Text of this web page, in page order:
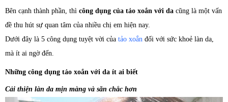
Bên cạnh thành phần, thì công dụng của tảo xoắn với da cũng là một vấn
đề thu hút sự quan tâm của nhiều chị em hiện nay.
Dưới đây là 5 công dụng tuyệt vời của tảo xoắn đối với sức khoẻ làn da,
mà ít ai ngờ đến.
Những công dụng tảo xoắn với da ít ai biết
Cải thiện làn da mịn màng và săn chắc hơn